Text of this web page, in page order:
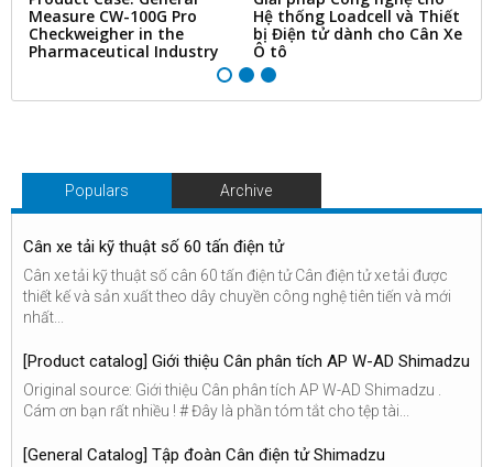
Measure CW-100G Pro
Checkweigher in the
Pharmaceutical Industry
Hệ thống Loadcell và Thiết
bị Điện tử dành cho Cân Xe
Ô tô
Populars Archive
Cân xe tải kỹ thuật số 60 tấn điện tử
Cân xe tải kỹ thuật số cân 60 tấn điện tử Cân điện tử xe tải được
thiết kế và sản xuất theo dây chuyền công nghệ tiên tiến và mới
nhất...
[Product catalog] Giới thiệu Cân phân tích AP W-AD Shimadzu
Original source: Giới thiệu Cân phân tích AP W-AD Shimadzu .
Cám ơn bạn rất nhiều ! # Đây là phần tóm tắt cho tệp tài...
[General Catalog] Tập đoàn Cân điện tử Shimadzu